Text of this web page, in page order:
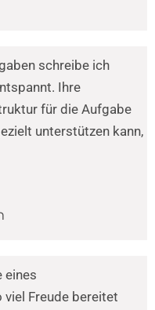
schreibe ich
Ihre
für die Aufgabe
unterstützen kann,
eines
Freude bereitet